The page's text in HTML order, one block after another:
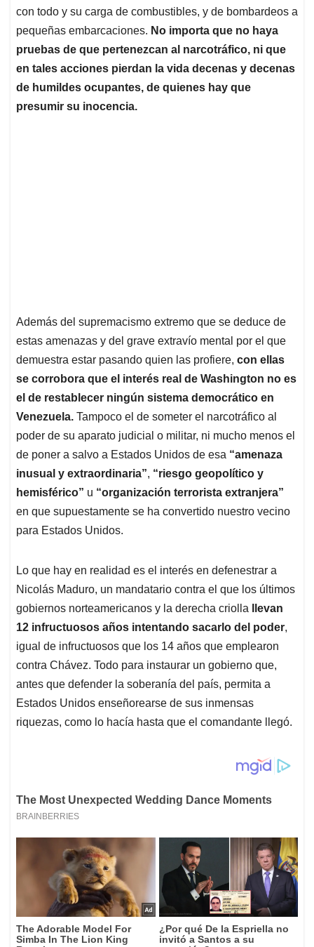
con todo y su carga de combustibles, y de bombardeos a
pequeñas embarcaciones. No importa que no haya
pruebas de que pertenezcan al narcotráfico, ni que
en tales acciones pierdan la vida decenas y decenas
de humildes ocupantes, de quienes hay que
presumir su inocencia.
Además del supremacismo extremo que se deduce de
estas amenazas y del grave extravío mental por el que
demuestra estar pasando quien las profiere, con ellas
se corrobora que el interés real de Washington no es
el de restablecer ningún sistema democrático en
Venezuela. Tampoco el de someter el narcotráfico al
poder de su aparato judicial o militar, ni mucho menos el
de poner a salvo a Estados Unidos de esa “amenaza
inusual y extraordinaria”, “riesgo geopolítico y
hemisférico” u “organización terrorista extranjera”
en que supuestamente se ha convertido nuestro vecino
para Estados Unidos.
Lo que hay en realidad es el interés en defenestrar a
Nicolás Maduro, un mandatario contra el que los últimos
gobiernos norteamericanos y la derecha criolla llevan
12 infructuosos años intentando sacarlo del poder,
igual de infructuosos que los 14 años que emplearon
contra Chávez. Todo para instaurar un gobierno que,
antes que defender la soberanía del país, permita a
Estados Unidos enseñorearse de sus inmensas
riquezas, como lo hacía hasta que el comandante llegó.